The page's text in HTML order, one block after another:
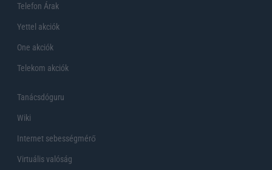
Telefon Árak
Yettel akciók
One akciók
Telekom akciók
Tanácsdóguru
Wiki
Internet sebességmérő
Virtuális valóság